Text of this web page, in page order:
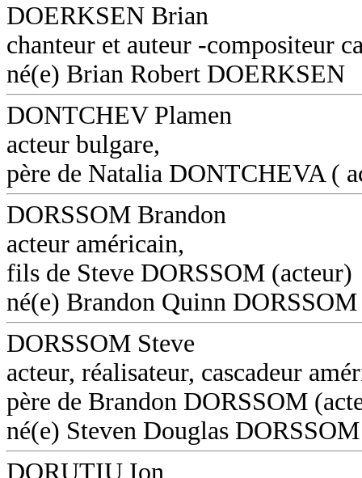
DOERKSEN Brian
chanteur et auteur -compositeur
né(e) Brian Robert DOERKSEN
DONTCHEV Plamen
acteur bulgare,
père de Natalia DONTCHEVA (
DORSSOM Brandon
acteur américain,
fils de Steve DORSSOM (acteur)
né(e) Brandon Quinn DORSSOM
DORSSOM Steve
acteur, réalisateur, cascadeur
père de Brandon DORSSOM
né(e) Steven Douglas DORSSOM
DORUTIU Ion